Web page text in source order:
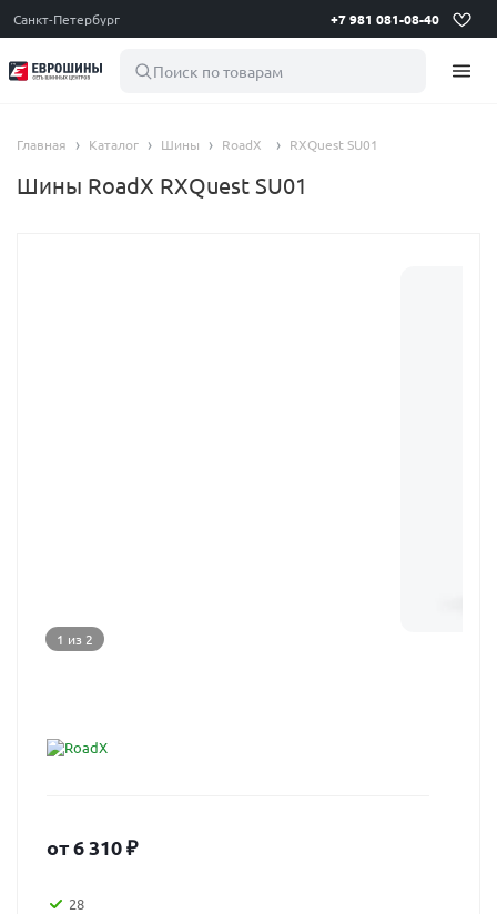
Санкт-Петербург +7 981 081-08-40
Поиск по товарам
Главная Каталог Шины RoadX RXQuest SU01
Шины RoadX RXQuest SU01
1 из 2
от6 310₽
28